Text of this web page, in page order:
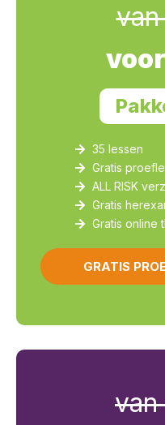
35 lessen
Gratis
ALL RISK
Gratis
Gratis online
GRATIS